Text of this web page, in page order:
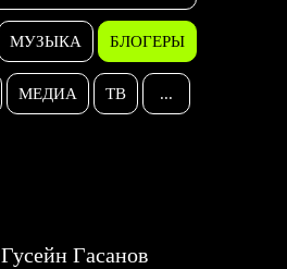
МУЗЫКА БЛОГЕРЫ
МЕДИА ТВ ...
Гусейн Гасанов